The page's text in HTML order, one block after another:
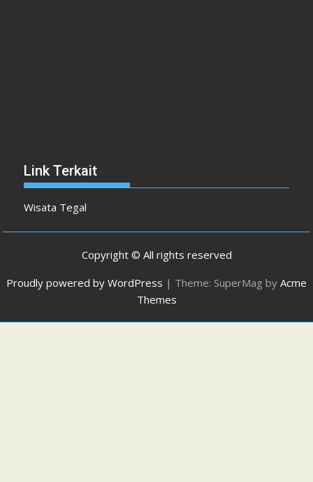
Link Terkait
Wisata Tegal
Copyright © All rights reserved
Proudly powered by WordPress | Theme: SuperMag by Acme
Themes